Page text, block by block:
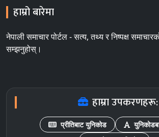
हाम्रो बारेमा
नेपाली समाचार पोर्टल - सत्य, तथ्य र निष्पक्ष
सम्झनुहोस्।
हाम्रा उपकरणहरू:
प्रीतिबाट युनिकोड